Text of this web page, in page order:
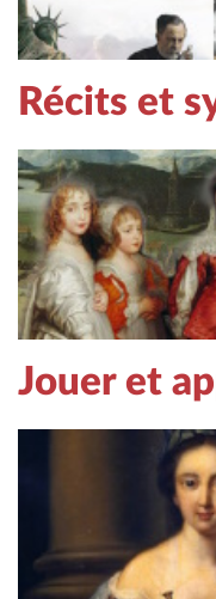
Récits et
Jouer et